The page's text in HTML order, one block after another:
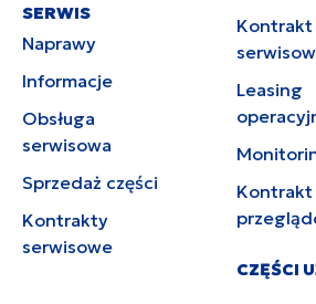
SERWIS
Naprawy
Informacje
Obsługa
serwisowa
Sprzedaż części
Kontrakty
serwisowe
Kontrakt
Leasing
Kontrakt
CZĘŚCI